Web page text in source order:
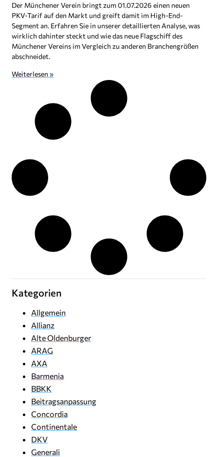
Der Münchener Verein bringt zum 01.07.2026 einen neuen
PKV-Tarif auf den Markt und greift damit im High-End-
Segment an. Erfahren Sie in unserer detaillierten Analyse, was
wirklich dahinter steckt und wie das neue Flagschiff des
Münchener Vereins im Vergleich zu anderen Branchengrößen
abschneidet.
Weiterlesen »
Kategorien
Allgemein
Allianz
Alte Oldenburger
ARAG
AXA
Barmenia
BBKK
Beitragsanpassung
Concordia
Continentale
DKV
Generali